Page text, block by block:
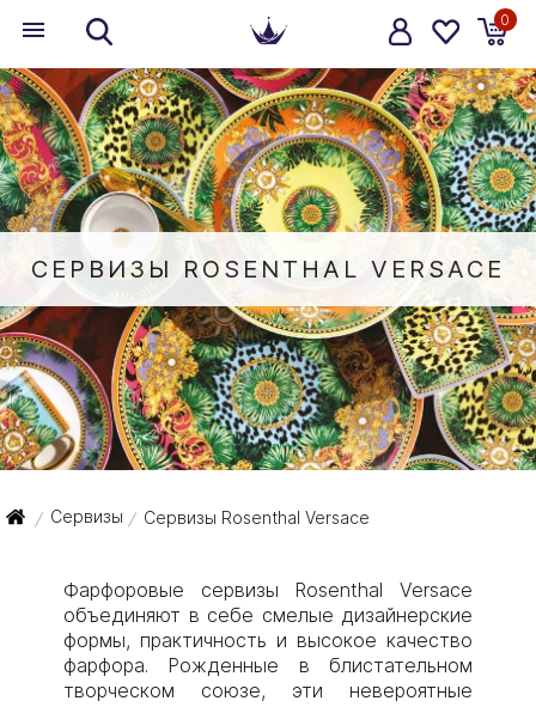
0
СЕРВИЗЫ ROSENTHAL VERSACE
/ Сервизы / Сервизы Rosenthal Versace
Фарфоровые сервизы Rosenthal Versace
объединяют в себе смелые дизайнерские
формы, практичность и высокое качество
фарфора. Рожденные в блистательном
творческом союзе, эти невероятные